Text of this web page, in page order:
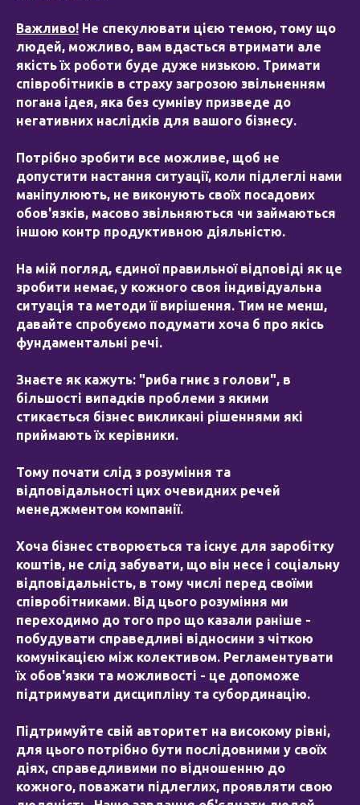
Важливо! Не спекулювати цією темою, тому що
людей, можливо, вам вдасться втримати але
якість їх роботи буде дуже низькою. Тримати
співробітників в страху загрозою звільненням
погана ідея, яка без сумніву призведе до
негативних наслідків для вашого бізнесу.
Потрібно зробити все можливе, щоб не
допустити настання ситуації, коли підлеглі нами
маніпулюють, не виконують своїх посадових
обов'язків, масово звільняються чи займаються
іншою контр продуктивною діяльністю.
На мій погляд, єдиної правильної відповіді як це
зробити немає, у кожного своя індивідуальна
ситуація та методи її вирішення. Тим не менш,
давайте спробуємо подумати хоча б про якісь
фундаментальні речі.
Знаєте як кажуть: "риба гниє з голови", в
більшості випадків проблеми з якими
стикається бізнес викликані рішеннями які
приймають їх керівники.
Тому почати слід з розуміння та
відповідальності цих очевидних речей
менеджментом компанії.
Хоча бізнес створюється та існує для заробітку
коштів, не слід забувати, що він несе і соціальну
відповідальність, в тому числі перед своїми
співробітниками. Від цього розуміння ми
переходимо до того про що казали раніше -
побудувати справедливі відносини з чіткою
комунікацією між колективом. Регламентувати
їх обов'язки та можливості - це допоможе
підтримувати дисципліну та субординацію.
Підтримуйте свій авторитет на високому рівні,
для цього потрібно бути послідовними у своїх
діях, справедливими по відношенню до
кожного, поважати підлеглих, проявляти свою